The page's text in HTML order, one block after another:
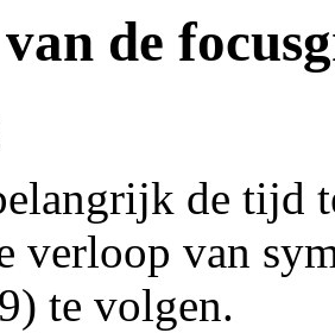
de
de tijd
verloop van
te volgen.